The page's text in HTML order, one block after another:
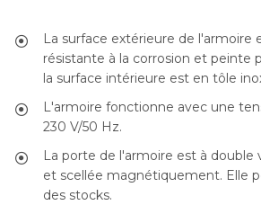
La surface extérieure de l'armoire
résistante à la corrosion et peinte
la surface intérieure est en tôle
L'armoire fonctionne avec une
230 V/50 Hz.
La porte de l'armoire est à double
et scellée magnétiquement. Elle
des stocks.